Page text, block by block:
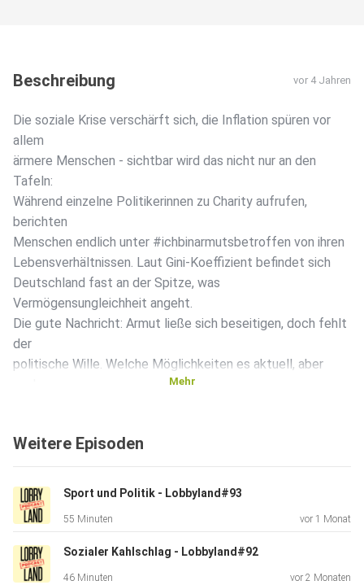
Beschreibung vor 4 Jahren
Die soziale Krise verschärft sich, die Inflation spüren vor
allem
ärmere Menschen - sichtbar wird das nicht nur an den
Tafeln:
Während einzelne Politikerinnen zu Charity aufrufen,
berichten
Menschen endlich unter #ichbinarmutsbetroffen von ihren
Lebensverhältnissen. Laut Gini-Koeffizient befindet sich
Deutschland fast an der Spitze, was
Vermögensungleichheit angeht.
Die gute Nachricht: Armut ließe sich beseitigen, doch fehlt
der
politische Wille. Welche Möglichkeiten es aktuell, aber
wie vor medial völlig unterrepräsentiert ist und warum wir
über ein Existenzmaximum reden müssen, diskutieren wir in
der
aktuellen Folge. Hört rein! ----- Lobbyland - Demokratie
statt
Lobbyrepublik! Initiative. Buch. Podcast. Lobbyland - Der
Mehr
Weitere Episoden
Sport und Politik - Lobbyland#93
55 Minuten vor 1 Monat
Sozialer Kahlschlag - Lobbyland#92
46 Minuten vor 2 Monaten